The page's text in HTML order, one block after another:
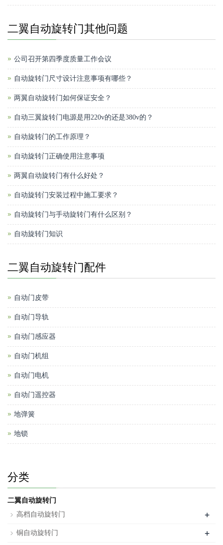
二翼自动旋转门其他问题
公司召开第四季度质量工作会议
自动旋转门尺寸设计注意事项有哪些？
两翼自动旋转门如何保证安全？
自动三翼旋转门电源是用220v的还是380v的？
自动旋转门的工作原理？
自动旋转门正确使用注意事项
两翼自动旋转门有什么好处？
自动旋转门安装过程中施工要求？
自动旋转门与手动旋转门有什么区别？
自动旋转门知识
二翼自动旋转门配件
自动门皮带
自动门导轨
自动门感应器
自动门机组
自动门电机
自动门遥控器
地弹簧
地锁
分类
二翼自动旋转门
高档自动旋转门
+
铜自动旋转门 +